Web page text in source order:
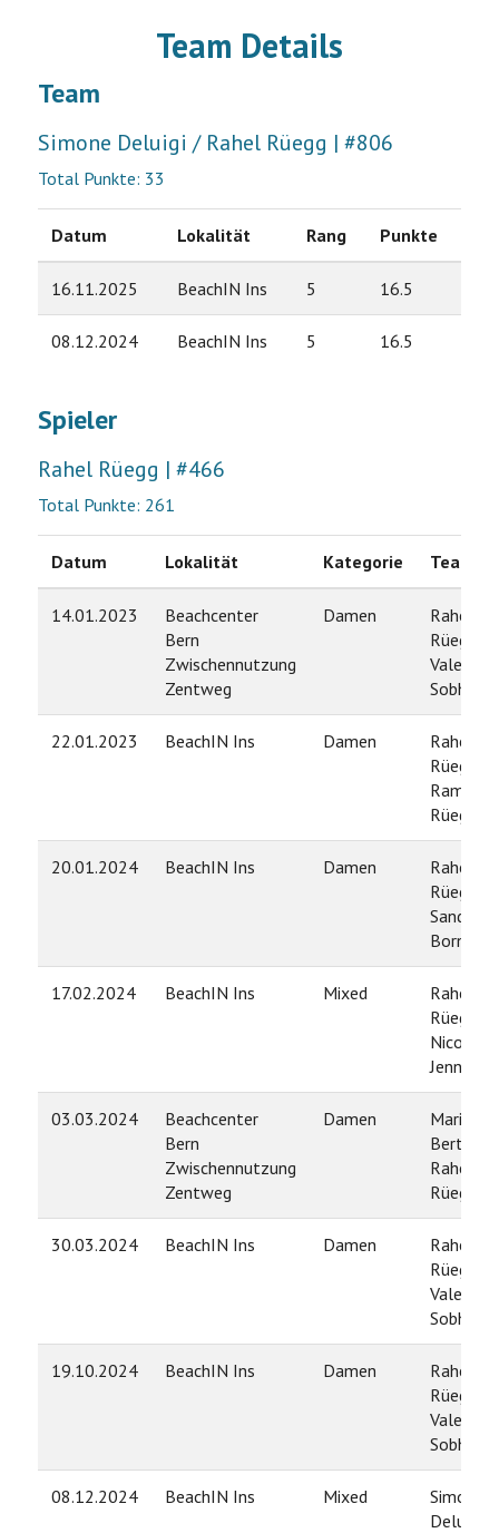
Team Details
Team
Simone Deluigi / Rahel Rüegg | #806
Total Punkte: 33
Datum Lokalität Rang Punkte
16.11.2025 BeachIN Ins 5 16.5
08.12.2024 BeachIN Ins 5 16.5
Spieler
Rahel Rüegg | #466
Total Punkte: 261
Datum Lokalität Kategorie Team
14.01.2023
Beachcenter
Bern
Zwischennutzung
Zentweg
Damen
Rahel
Rüegg /
Valentina
Sobhani
22.01.2023 BeachIN Ins Damen
Rahel
Rüegg /
Ramona
Rüegg
20.01.2024 BeachIN Ins Damen
Rahel
Rüegg /
Sandrine
Bornand
17.02.2024 BeachIN Ins Mixed
Rahel
Rüegg /
Nicolas
Jenni
03.03.2024
Beachcenter
Bern
Zwischennutzung
Zentweg
Damen
Marina
Bertoni /
Rahel
Rüegg
30.03.2024 BeachIN Ins Damen
Rahel
Rüegg /
Valentina
Sobhani
19.10.2024 BeachIN Ins Damen
Rahel
Rüegg /
Valentina
Sobhani
08.12.2024 BeachIN Ins Mixed
Simone
Deluigi /